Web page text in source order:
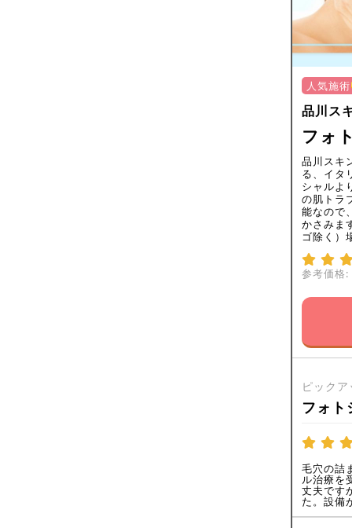
人気施術
品川ス
フォ
品川スキ
る、イタ
シャルよ
の肌トラ
能なので
かさみま
ゴ除く）
参考価格:
ピック
フォト
毛穴の詰
ル治療を
丈夫です
た。設備